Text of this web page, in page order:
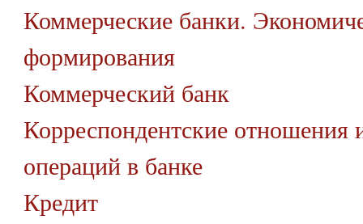
Коммерческие банки.
формирования
Коммерческий банк
Корреспондентские отношения
операций в банке
Кредит